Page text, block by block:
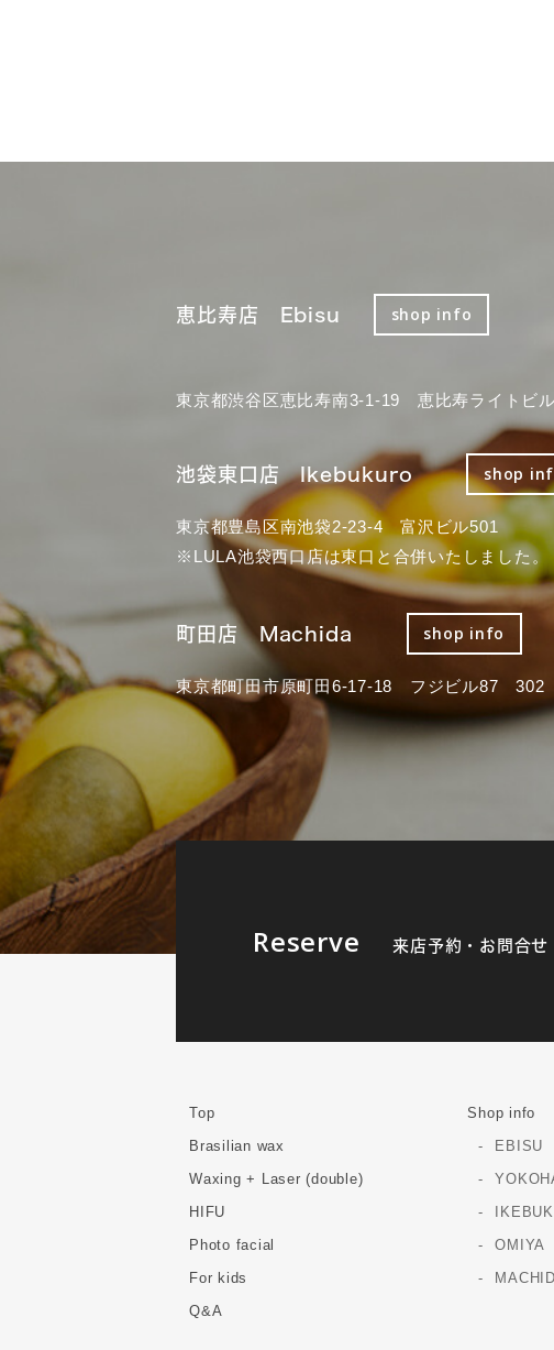
恵比寿店 Ebisu shop info
東京都渋谷区恵比寿南3-1-19 恵比寿ライトビ
池袋東口店 Ikebukuro shop
東京都豊島区南池袋2-23-4 富沢ビル501
※LULA池袋西口店は東口と合併いたしました。
町田店 Machida shop info
東京都町田市原町田6-17-18 フジビル87 302
Reserve 来店予約・お問合せ
Top
Brasilian wax
Waxing + Laser (double)
HIFU
Photo facial
For kids
Q&A
Shop info
EBISU
OMIYA